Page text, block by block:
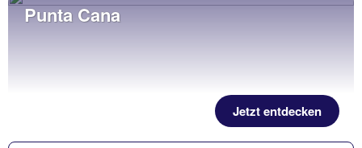
Punta Cana
Jetzt entdecken